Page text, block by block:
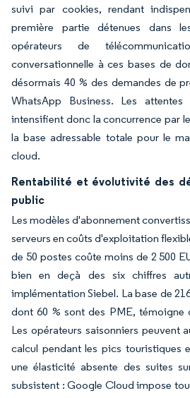
suivi par cookies, rendant
première partie détenues dans
opérateurs de
conversationnelle à ces bases de
désormais 40 % des demandes de
WhatsApp Business. Les attentes
intensifient donc la concurrence par
la base adressable totale pour le
cloud.
Rentabilité et évolutivité des
public
Les modèles d'abonnement
serveurs en coûts d'exploitation
de 50 postes coûte moins de 2 500
bien en deçà des six chiffres
implémentation Siebel. La base de
dont 60 % sont des PME, témoigne
Les opérateurs saisonniers peuvent
calcul pendant les pics touristiques
une élasticité absente des suites
subsistent : Google Cloud impose